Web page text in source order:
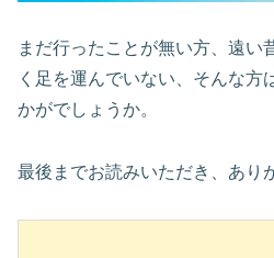
まだ行ったことが無い方、遠い
く足を運んでいない、そんな方
かがでしょうか。
最後までお読みいただき、あり